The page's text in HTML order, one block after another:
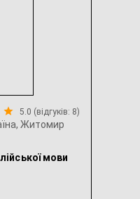
Житомир
5.0 (відгуків: 8)
мови